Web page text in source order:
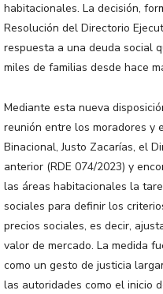
habitacionales. La decisión,
Resolución del Directorio
respuesta a una deuda social
miles de familias desde hace
Mediante esta nueva
reunión entre los moradores y
Binacional, Justo Zacarías, el
anterior (RDE 074/2023) y
las áreas habitacionales la
sociales para definir los
precios sociales, es decir,
valor de mercado. La medida
como un gesto de justicia
las autoridades como el inicio